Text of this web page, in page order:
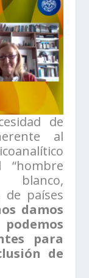
de
al
de países
damos
para
de